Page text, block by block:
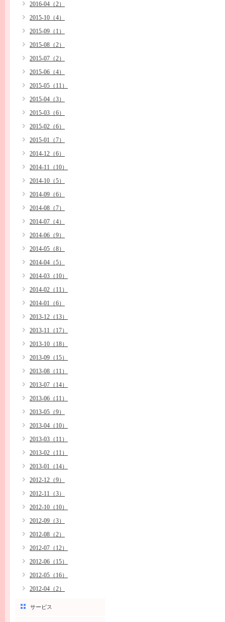
2016-04（2）
2015-10（4）
2015-09（1）
2015-08（2）
2015-07（2）
2015-06（4）
2015-05（11）
2015-04（3）
2015-03（6）
2015-02（6）
2015-01（7）
2014-12（6）
2014-11（10）
2014-10（5）
2014-09（6）
2014-08（7）
2014-07（4）
2014-06（9）
2014-05（8）
2014-04（5）
2014-03（10）
2014-02（11）
2014-01（6）
2013-12（13）
2013-11（17）
2013-10（18）
2013-09（15）
2013-08（11）
2013-07（14）
2013-06（11）
2013-05（9）
2013-04（10）
2013-03（11）
2013-02（11）
2013-01（14）
2012-12（9）
2012-11（3）
2012-10（10）
2012-09（3）
2012-08（2）
2012-07（12）
2012-06（15）
2012-05（16）
2012-04（2）
サービス